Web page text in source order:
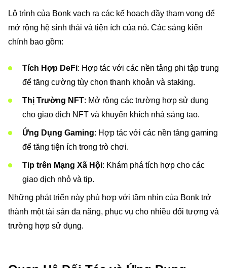
Lộ trình của Bonk vạch ra các kế hoạch đầy tham vọng để
mở rộng hệ sinh thái và tiện ích của nó. Các sáng kiến
chính bao gồm:
Tích Hợp DeFi: Hợp tác với các nền tảng phi tập trung
để tăng cường tùy chọn thanh khoản và staking.
Thị Trường NFT: Mở rộng các trường hợp sử dụng
cho giao dịch NFT và khuyến khích nhà sáng tạo.
Ứng Dụng Gaming: Hợp tác với các nền tảng gaming
để tăng tiện ích trong trò chơi.
Tip trên Mạng Xã Hội: Khám phá tích hợp cho các
giao dịch nhỏ và tip.
Những phát triển này phù hợp với tầm nhìn của Bonk trở
thành một tài sản đa năng, phục vụ cho nhiều đối tượng và
trường hợp sử dụng.